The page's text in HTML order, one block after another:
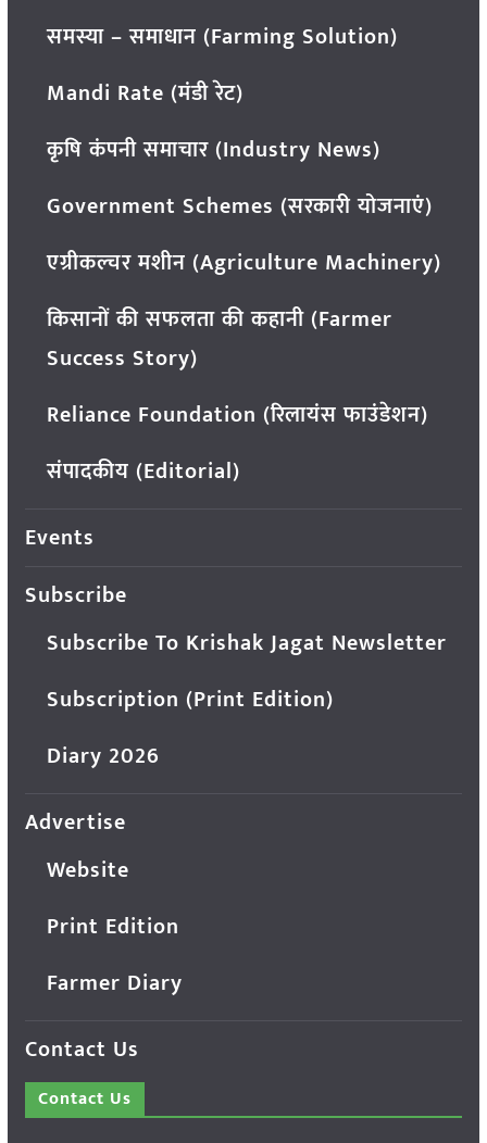
समस्या – समाधान (Farming Solution)
Mandi Rate (मंडी रेट)
कृषि कंपनी समाचार (Industry News)
Government Schemes (सरकारी योजनाएं)
एग्रीकल्चर मशीन (Agriculture Machinery)
किसानों की सफलता की कहानी (Farmer
Success Story)
Reliance Foundation (रिलायंस फाउंडेशन)
संपादकीय (Editorial)
Events
Subscribe
Subscribe To Krishak Jagat Newsletter
Subscription (Print Edition)
Diary 2026
Advertise
Website
Print Edition
Farmer Diary
Contact Us
Contact Us